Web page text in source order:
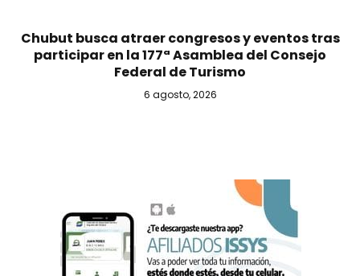
Chubut busca atraer congresos y eventos tras
participar en la 177ª Asamblea del Consejo
Federal de Turismo
6 agosto, 2026